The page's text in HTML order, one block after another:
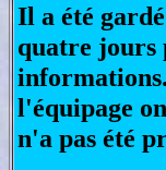
Il a été
quatre jours
l'équipage
n'a pas été